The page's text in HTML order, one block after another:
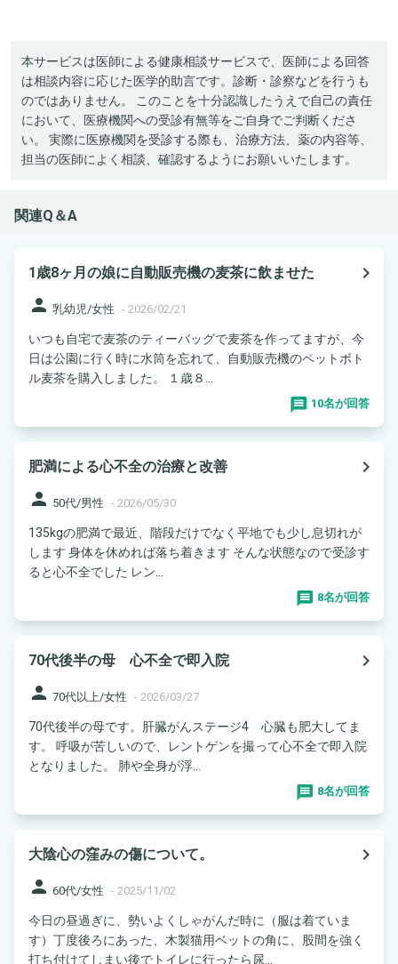
本サービスは医師による健康相談サービスで、医師による回答
は相談内容に応じた医学的助言です。診断・診察などを行うも
のではありません。 このことを十分認識したうえで自己の責任
において、医療機関への受診有無等をご自身でご判断くださ
い。 実際に医療機関を受診する際も、治療方法、薬の内容等、
担当の医師によく相談、確認するようにお願いいたします。
関連Q＆A
1歳8ヶ月の娘に自動販売機の麦茶に飲ませた
navigate_next
person 乳幼児/女性 - 2026/02/21
いつも自宅で麦茶のティーバッグで麦茶を作ってますが、今
日は公園に行く時に水筒を忘れて、自動販売機のペットボト
ル麦茶を購入しました。 １歳８...
10名が回答
肥満による心不全の治療と改善
navigate_next
person 50代/男性 - 2026/05/30
135kgの肥満で最近、階段だけでなく平地でも少し息切れが
します 身体を休めれば落ち着きます そんな状態なので受診す
ると心不全でした レン...
8名が回答
70代後半の母 心不全で即入院
navigate_next
person 70代以上/女性 - 2026/03/27
70代後半の母です。肝臓がんステージ4 心臓も肥大してま
す。 呼吸が苦しいので、レントゲンを撮って心不全で即入院
となりました。 肺や全身が浮...
8名が回答
大陰心の窪みの傷について。
navigate_next
person 60代/女性 - 2025/11/02
今日の昼過ぎに、勢いよくしゃがんだ時に（服は着ていま
す）丁度後ろにあった、木製猫用ベットの角に、股間を強く
打ち付けてしまい後でトイレに行ったら尿...